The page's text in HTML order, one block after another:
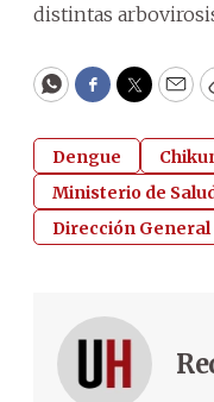
distintas
WhatsApp
Facebook
Twitter
Dengue
Ministerio de
Dirección General